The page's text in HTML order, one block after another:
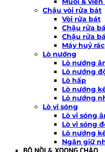
Chậu vòi rửa bát
Vòi rửa bát
Chậu rửa
Chậu rửa
Máy huỷ rác
Lò nướng
Lò nướng
Lò nướng
Lò hấp
Lò nướng
Lò nướng
Lò vi sóng
Lò vi sóng
Lò vi sóng
Lò nướng
Ngăn giữ